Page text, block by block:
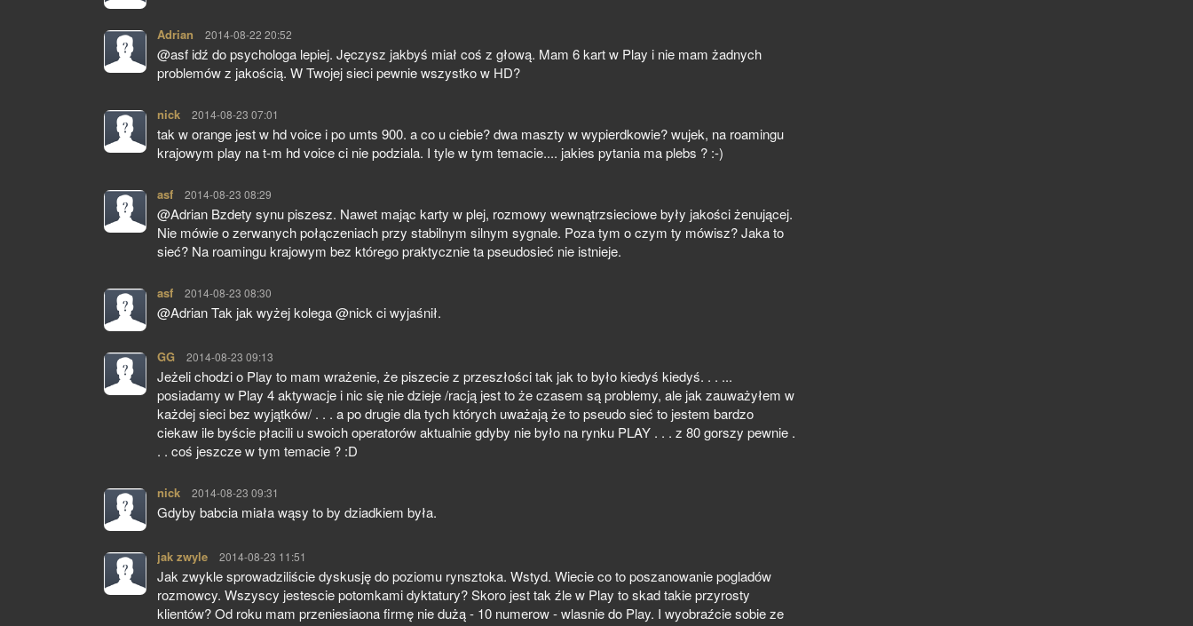
Adrian pisze:
2014-08-22 20:52
@asf idź do psychologa lepiej. Jęczysz jakbyś miał coś z głową. Mam 6 kart w Play i nie mam żadnych
problemów z jakością. W Twojej sieci pewnie wszystko w HD?
nick pisze:
2014-08-23 07:01
tak w orange jest w hd voice i po umts 900. a co u ciebie? dwa maszty w wypierdkowie? wujek, na roamingu
krajowym play na t-m hd voice ci nie podziala. I tyle w tym temacie.... jakies pytania ma plebs ? :-)
asf pisze:
2014-08-23 08:29
@Adrian Bzdety synu piszesz. Nawet mając karty w plej, rozmowy wewnątrzsieciowe były jakości żenującej.
Nie mówie o zerwanych połączeniach przy stabilnym silnym sygnale. Poza tym o czym ty mówisz? Jaka to
sieć? Na roamingu krajowym bez którego praktycznie ta pseudosieć nie istnieje.
asf pisze:
2014-08-23 08:30
@Adrian Tak jak wyżej kolega @nick ci wyjaśnił.
GG pisze:
2014-08-23 09:13
Jeżeli chodzi o Play to mam wrażenie, że piszecie z przeszłości tak jak to było kiedyś kiedyś. . . ...
posiadamy w Play 4 aktywacje i nic się nie dzieje /racją jest to że czasem są problemy, ale jak zauważyłem w
każdej sieci bez wyjątków/ . . . a po drugie dla tych których uważają że to pseudo sieć to jestem bardzo
ciekaw ile byście płacili u swoich operatorów aktualnie gdyby nie było na rynku PLAY . . . z 80 gorszy pewnie .
. . coś jeszcze w tym temacie ? :D
nick pisze:
2014-08-23 09:31
Gdyby babcia miała wąsy to by dziadkiem była.
jak zwyle pisze:
2014-08-23 11:51
Jak zwykle sprowadziliście dyskusję do poziomu rynsztoka. Wstyd. Wiecie co to poszanowanie pogladów
rozmowcy. Wszyscy jestescie potomkami dyktatury? Skoro jest tak źle w Play to skad takie przyrosty
klientów? Od roku mam przeniesiaona firmę nie dużą - 10 numerow - wlasnie do Play. I wyobraźcie sobie ze